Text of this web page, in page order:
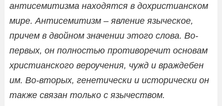
антисемитизма находятся в дохристианском
мире. Антисемитизм – явление языческое,
причем в двойном значении этого слова. Во-
первых, он полностью противоречит основам
христианского вероучения, чужд и враждебен
им. Во-вторых, генетически и исторически он
также связан только с язычеством.